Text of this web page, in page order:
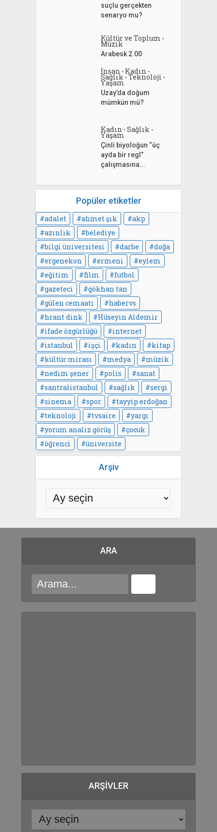
suçlu gerçekten
senaryo mu?
Kültür ve Toplum •
Müzik
Arabesk 2.00
İnsan • Kadın •
Sağlık • Teknoloji •
Yaşam
Uzay’da doğum
mümkün mü?
Kadın • Sağlık •
Yaşam
Çinli biyoloğun “üç
ayda bir regl”
çalışmasına...
Popüler etiketler
adalet ahmet şık
akp
azınlık
belediye
bilgi üniversitesi
darbe
doğa
ergenekon
ermeni
eylem
eğitim
film
futbol
gazeteci
gökhan tan
gülen cemaati
habervs
hrant dink
Hüseyin Aldemir
ifade özgürlüğü
internet
istanbul
işçi kadın
kitap
kültür mirası
medya
müzik
nedim şener
polis
sanat
santralistanbul
sağlık
sergi
sinema
spor
tayyip erdoğan
teknoloji
tvsaire
yargı
yorum analiz görüş
çocuk
öğrenci
üniversite
Arşiv
ARA
ARŞIVLER